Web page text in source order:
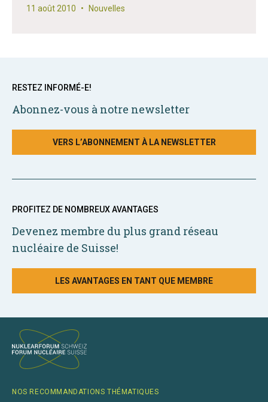
11 août 2010 • Nouvelles
RESTEZ INFORMÉ-E!
Abonnez-vous à notre newsletter
VERS L’ABONNEMENT À LA NEWSLETTER
PROFITEZ DE NOMBREUX AVANTAGES
Devenez membre du plus grand réseau
nucléaire de Suisse!
LES AVANTAGES EN TANT QUE MEMBRE
NOS RECOMMANDATIONS THÉMATIQUES